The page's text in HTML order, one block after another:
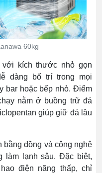
60kg
kích thước nhỏ gọn
dàng bố trí trong mọi
bar hoặc bếp nhỏ. Điểm
nằm ở buồng trữ đá
giúp giữ đá lâu
bằng đồng và công nghệ
làm lạnh sâu. Đặc biệt,
điện năng thấp, chỉ